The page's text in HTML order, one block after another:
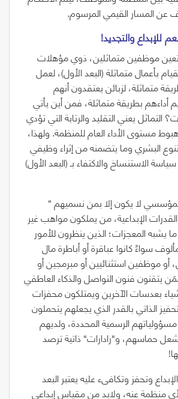
عن المسار القيمي المرسوم.
موظفين متماثلين، ذوي مؤهلات
بأعمال متماثلة(البعد الأول)، لعمل
متماثلة، لزبائن يعتقدون أنهم
أداءهم بطريقة متماثلة، فمن أين يأتي
التماثل يعني التقليد والرتابة التي تؤدي
مستوى الأداء العام للمنظمة. ولهذا،
البشري وما يتضمنه من إثراء وظيفي
الاستنساخ والاكتفاء بـ(البعد الأول)
المؤسسي لا يكون إلا بمن نسميهم“
الإبداعية، من يملكون مواهب غير
يشبه المعجزات؛ الذين ينظرون للأمور
سواءً كانوا عباقرة أو أباطرة مال
أو موظفين استثنائيين أو مبرمجين أو
يتقنون فنون التواصل والذكاء العاطفي
بعدسات الآخرين ويمتلكون محفزات
الذاتي بالقدر الذي يجعلهم يتحملون
الرسمية المحددة، ولديهم
حماسهم، و“رادارات“ذاتية ترصد
وتحفز وتكافىء عليه يعتبر البعد
منظمة عنه، ولابد من مقياس إبداعي